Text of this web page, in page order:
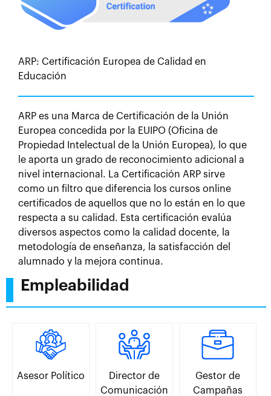
ARP: Certificación Europea de Calidad en
Educación
ARP es una Marca de Certificación de la Unión
Europea concedida por la EUIPO (Oficina de
Propiedad Intelectual de la Unión Europea), lo que
le aporta un grado de reconocimiento adicional a
nivel internacional. La Certificación ARP sirve
como un filtro que diferencia los cursos online
certificados de aquellos que no lo están en lo que
respecta a su calidad. Esta certificación evalúa
diversos aspectos como la calidad docente, la
metodología de enseñanza, la satisfacción del
alumnado y la mejora continua.
Empleabilidad
Asesor Político
Director de
Comunicación
Gestor de
Campañas